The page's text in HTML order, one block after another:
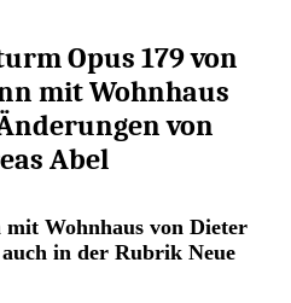
Opus 179 von
mit Wohnhaus
von
Abel
Wohnhaus von Dieter
in der Rubrik Neue